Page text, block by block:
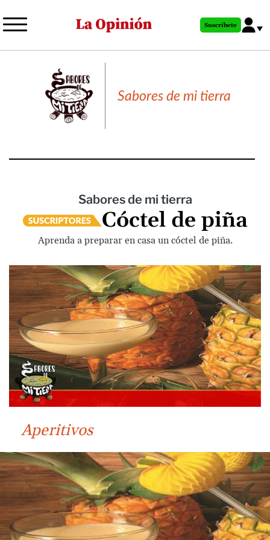
al
principal
Suscríbete
Sabores de mi tierra
Sabores de mi tierra
Cóctel de piña
Aprenda a preparar en casa un cóctel de piña.
Aperitivos